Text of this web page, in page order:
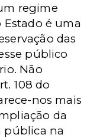
regime
é uma
das
público
Não
108 do
nos mais
da
pública na